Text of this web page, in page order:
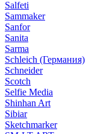
Salfeti
Sammaker
Sanfor
Sanita
Sarma
Schleich (Германия)
Schneider
Scotch
Selfie Media
Shinhan Art
Sibiar
Sketchmarker